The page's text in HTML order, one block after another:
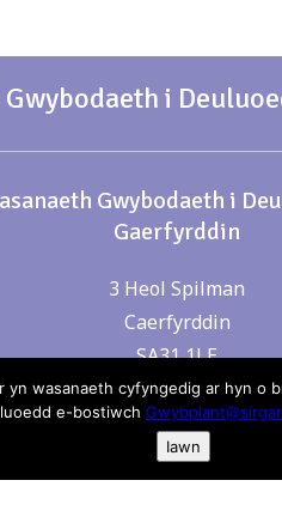
Gwybodaeth i
Gwybodaeth i
Gaerfyrddin
3 Heol Spilman
Caerfyrddin
SA31 1LE
yn anghywir neu allan o
wasanaeth cyfyngedig ar hyn
e-bostiwch
Iawn